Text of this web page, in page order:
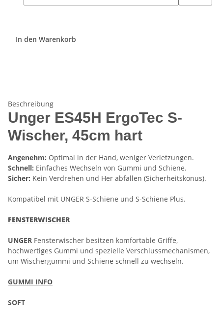
In den Warenkorb
Beschreibung
Unger ES45H ErgoTec S-
Wischer, 45cm hart
Angenehm: Optimal in der Hand, weniger Verletzungen.
Schnell: Einfaches Wechseln von Gummi und Schiene.
Sicher: Kein Verdrehen und Her­ abfallen (Sicherheitskonus).
Kompatibel mit UNGER S-Schiene und S-Schiene Plus.
FENSTERWISCHER
UNGER Fensterwischer besitzen komfortable Griffe,
hochwertiges Gummi und spezielle Verschlussmechanismen,
um Wischergummi und Schiene schnell zu wechseln.
GUMMI INFO
SOFT